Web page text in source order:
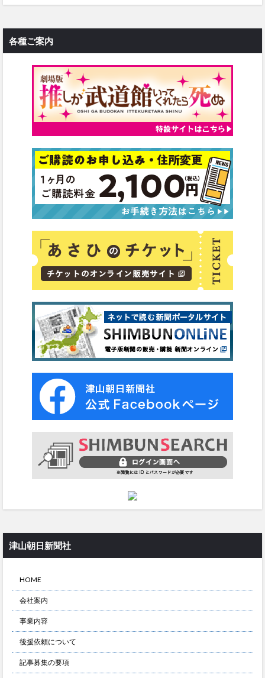
各種ご案内
津山朝日新聞社
HOME
会社案内
事業内容
後援依頼について
記事募集の要項